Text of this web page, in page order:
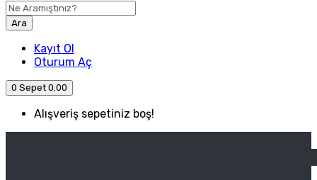
Ara
Kayıt Ol
Oturum Aç
0 Sepet 0.00
Alışveriş sepetiniz boş!